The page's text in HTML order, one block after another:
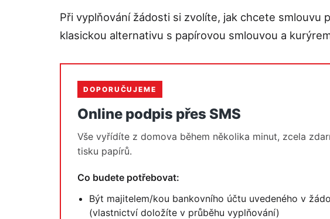
Při vyplňování žádosti si zvolíte, jak chcete smlouvu
klasickou alternativu s papírovou smlouvou a
DOPORUČUJEME
Online podpis přes SMS
Vše vyřídíte z domova během několika minut, zcela
tisku papírů.
Co budete potřebovat:
Být majitelem/kou bankovního účtu uvedeného v
(vlastnictví doložíte v průběhu vyplňování)